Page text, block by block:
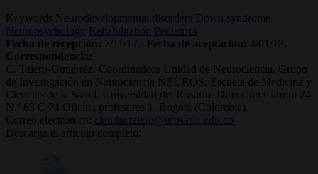
Keywords Neurodevelopmental disorders Down syndrome
Neuropsychology Rehabilitation
Pediatrics
Fecha de recepción: 7/11/17. Fecha de aceptación: 4/01/18.
Correspondencia:
C. Talero-Gutiérrez. Coordinadora Unidad de Neurociencia. Grupo
de Investigación en Neurociencia NEUROS. Escuela de Medicina y
Ciencias de la Salud. Universidad del Rosario. Dirección Carrera 24
N.º 63 C 74 Oficina profesores 1. Bogotá (Colombia).
Correo electrónico: claudia.talero@urosario.edu.co
Descarga el artículo completo: